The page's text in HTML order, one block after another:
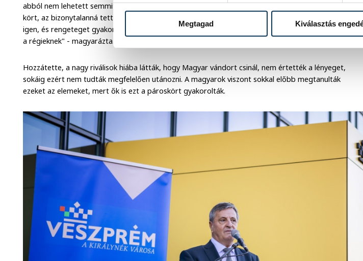
Megtagad Kiválasztás
abból nem lehetett semmit fejlődni. Amikor elkezdtünk a tányérkörzést, tehát teljesen kivezettük a
kört, az bizonytalanná tette, ezért nem indultak el ebbe az irányba a többiek a világon. Mi viszont
igen, és rengeteget gyakoroltuk. A végén nekünk a kivezetett pároskör olyan volt, mint a befogott
a régieknek" - magyarázta.
Hozzátette, a nagy riválisok hiába látták, hogy Magyar vándort csinál, nem értették a lényeget,
sokáig ezért nem tudták megfelelően utánozni. A magyarok viszont sokkal előbb megtanulták
ezeket az elemeket, mert ők is ezt a pároskört gyakorolták.